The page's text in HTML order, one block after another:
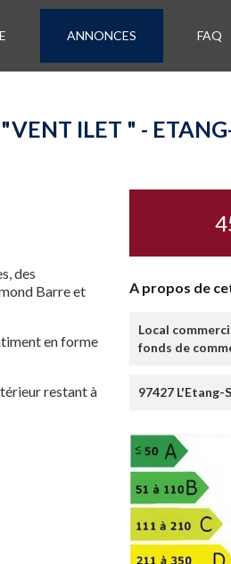
ANNONCES FAQ
ILET " -
des
Barre et
en forme
restant à
A propos de
Local
fonds de
97427 L'Etang-